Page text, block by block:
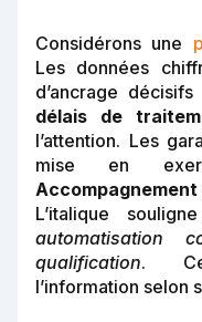
Considérons une
Les données
d’ancrage
délais de
l’attention. Les
mise en
L’italique
automatisation
qualification.
l’information selon